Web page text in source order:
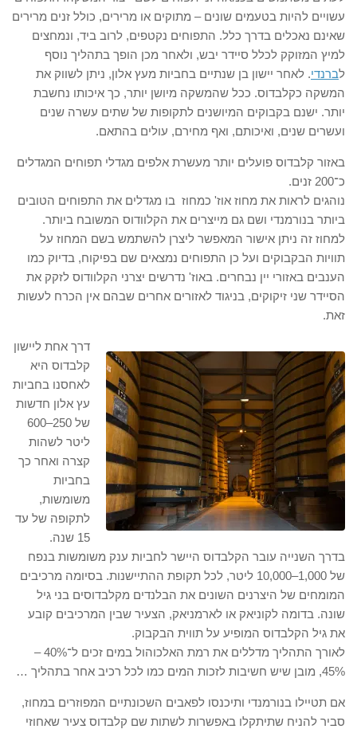
עשויים להיות בטעמים שונים – מתוקים או מרירים, כולל זנים מרירים
שאינם נאכלים בדרך כלל. התפוחים נקטפים, לרוב ביד, ונמחצים
למיץ המזוקק לכלל סיידר יבש, ולאחר מכן הופך בתהליך נוסף
לברנדי. לאחר יישון בן שנתיים בחביות מעץ אלון, ניתן לשווק את
המשקה כקלבדוס. ככל שהמשקה מיושן יותר, כך איכותו נחשבת
יותר. ישנם בקבוקים המיושנים לתקופות של שתים עשרה שנים
ועשרים שנים, ואיכותם, ואף מחירם, עולים בהתאם.
באזור קלבדוס פועלים יותר מעשרת אלפים מגדלי תפוחים המגדלים
כ־200 זנים.
נוהגים לראות את מחוז אוז' כמחוז בו מגדלים את התפוחים הטובים
ביותר בנורמנדי ושם גם מייצרים את הקלוודוס המשובח ביותר.
למחוז זה ניתן אישור המאפשר ליצרן להשתמש בשם המחוז על
תוויות הבקבוקים ועל כן התפוחים נמצאים שם בפיקוח, בדיוק כמו
הענבים באזורי יין נבחרים. באוז' נדרשים יצרני הקלוודוס לזקק את
הסיידר שני זיקוקים, בניגוד לאזורים אחרים שבהם אין הכרח לעשות
זאת.
דרך אחת ליישון
קלבדוס היא
לאחסנו בחביות
עץ אלון חדשות
של 250–600
ליטר לשהות
קצרה ואחר כך
בחביות
משומשות,
לתקופה של עד
15 שנה.
בדרך השנייה עובר הקלבדוס היישר לחביות ענק משומשות בנפח
של 1,000–10,000 ליטר, לכל תקופת ההתיישנות. בסיומה מרכיבים
המומחים של היצרנים השונים את הבלנדים מקלבדוסים בני גיל
שונה. בדומה לקוניאק או לארמניאק, הצעיר שבין המרכיבים קובע
את גיל הקלבדוס המופיע על תווית הבקבוק.
לאורך התהליך מדללים את רמת האלכוהול במים זכים ל־40% –
45%, מובן שיש חשיבות לזכות המים כמו לכל רכיב אחר בתהליך …
אם תטיילו בנורמנדי ותיכנסו לפאבים השכונתיים המפוזרים במחוז,
סביר להניח שתיתקלו באפשרות לשתות שם קלבדוס צעיר שאחוזי